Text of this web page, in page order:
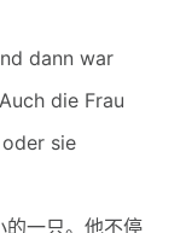
dann war
die Frau
sie
一只。他不停